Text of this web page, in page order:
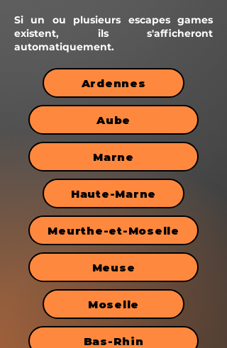
Si un ou plusieurs escapes games
existent, ils s'afficheront
automatiquement.
Ardennes
Aube
Marne
Haute-Marne
Meurthe-et-Moselle
Meuse
Moselle
Bas-Rhin